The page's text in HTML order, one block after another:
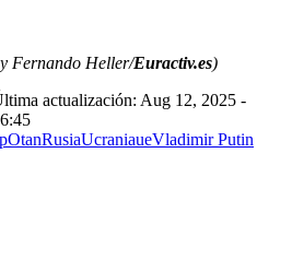
Fernando Heller/Euractiv.es)
actualización: Aug 12, 2025 -
OtanRusiaUcraniaueVladimir Putin